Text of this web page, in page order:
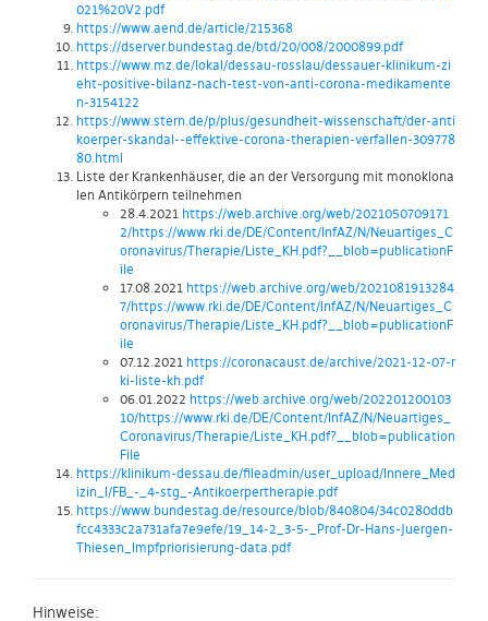
021%20V2.pdf
https://www.aend.de/article/215368
https://dserver.bundestag.de/btd/20/008/2000899.pdf
https://www.mz.de/lokal/dessau-rosslau/dessauer-klinikum-zi
eht-positive-bilanz-nach-test-von-anti-corona-medikamente
n-3154122
https://www.stern.de/p/plus/gesundheit-wissenschaft/der-anti
koerper-skandal--effektive-corona-therapien-verfallen-309778
80.html
Liste der Krankenhäuser, die an der Versorgung mit monoklona
len Antikörpern teilnehmen
28.4.2021 https://web.archive.org/web/2021050709171
2/https://www.rki.de/DE/Content/InfAZ/N/Neuartiges_C
oronavirus/Therapie/Liste_KH.pdf?__blob=publicationF
ile
17.08.2021 https://web.archive.org/web/2021081913284
7/https://www.rki.de/DE/Content/InfAZ/N/Neuartiges_C
oronavirus/Therapie/Liste_KH.pdf?__blob=publicationF
ile
07.12.2021 https://coronacaust.de/archive/2021-12-07-r
ki-liste-kh.pdf
06.01.2022 https://web.archive.org/web/202201200103
10/https://www.rki.de/DE/Content/InfAZ/N/Neuartiges_
Coronavirus/Therapie/Liste_KH.pdf?__blob=publication
File
https://klinikum-dessau.de/fileadmin/user_upload/Innere_Med
izin_I/FB_-_4-stg_-Antikoerpertherapie.pdf
https://www.bundestag.de/resource/blob/840804/34c0280ddb
fcc4333c2a731afa7e9efe/19_14-2_3-5-_Prof-Dr-Hans-Juergen-
Thiesen_Impfpriorisierung-data.pdf
Hinweise: